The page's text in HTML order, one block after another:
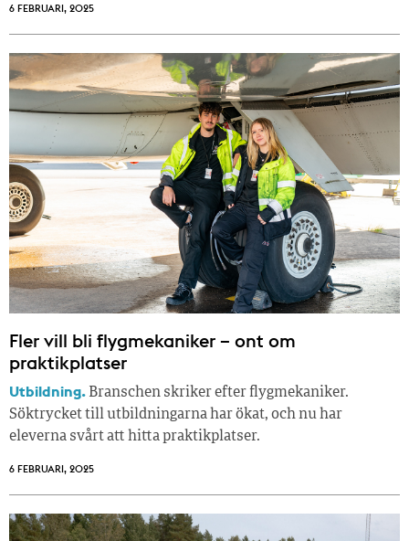
6 FEBRUARI, 2025
Fler vill bli flygmekaniker – ont om
praktikplatser
Utbildning. Branschen skriker efter flygmekaniker.
Söktrycket till utbildningarna har ökat, och nu har
eleverna svårt att hitta praktikplatser.
6 FEBRUARI, 2025